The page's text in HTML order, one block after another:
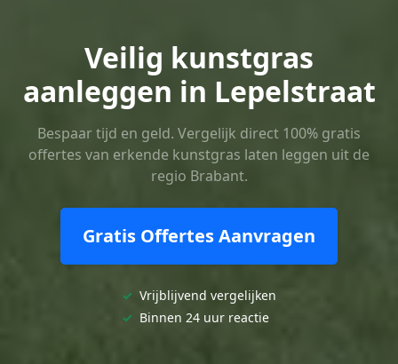
Veilig kunstgras
aanleggen in Lepelstraat
Bespaar tijd en geld. Vergelijk direct 100% gratis
offertes van erkende kunstgras laten leggen uit de
regio Brabant.
Gratis Offertes Aanvragen
✓ Vrijblijvend vergelijken
✓ Binnen 24 uur reactie